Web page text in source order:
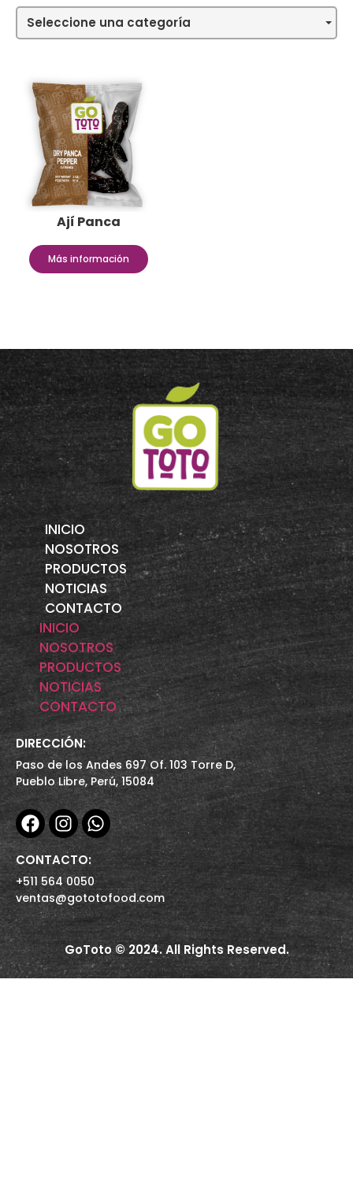
Seleccione una categoría
Ají Panca
Más información
INICIO
NOSOTROS
PRODUCTOS
NOTICIAS
CONTACTO
INICIO
NOSOTROS
PRODUCTOS
NOTICIAS
CONTACTO
DIRECCIÓN:
Paso de los Andes 697 Of. 103 Torre D,
Pueblo Libre, Perú, 15084
CONTACTO:
+511 564 0050
ventas@gototofood.com
GoToto © 2024. All Rights Reserved.